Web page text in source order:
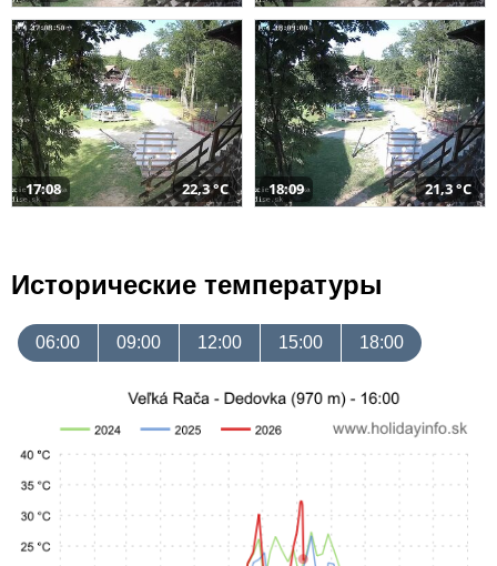
17:08 22,3 °C 18:09 21,3 °C
Исторические температуры
06:00 09:00 12:00 15:00 18:00